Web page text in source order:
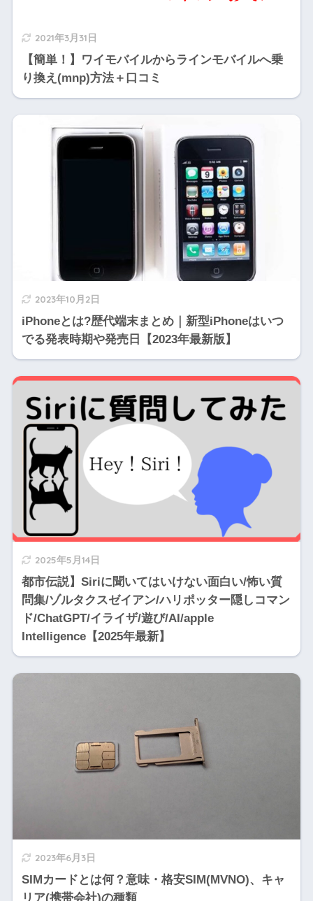
2021年3月31日
【簡単！】ワイモバイルからラインモバイルへ乗
り換え(mnp)方法＋口コミ
2023年10月2日
iPhoneとは?歴代端末まとめ｜新型iPhoneはいつ
でる発表時期や発売日【2023年最新版】
2025年5月14日
都市伝説】Siriに聞いてはいけない面白い/怖い質
問集/ゾルタクスゼイアン/ハリポッター隠しコマン
ド/ChatGPT/イライザ/遊び/AI/apple
Intelligence【2025年最新】
2023年6月3日
SIMカードとは何？意味・格安SIM(MVNO)、キャ
リア(携帯会社)の種類